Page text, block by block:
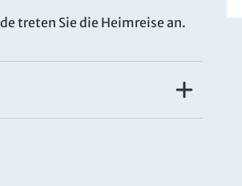
treten Sie die Heimreise an.
und Whirlpool (gegen